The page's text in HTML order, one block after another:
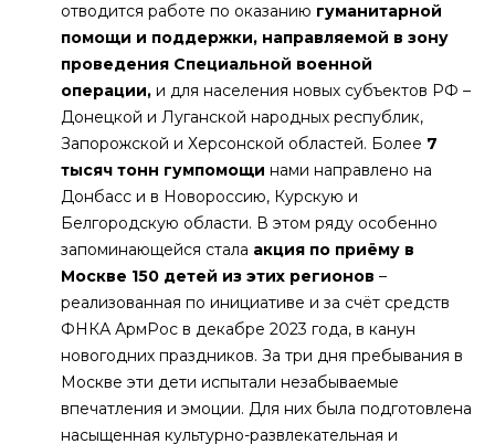
отводится работе по оказанию гуманитарной
помощи и поддержки, направляемой в зону
проведения Специальной военной
операции, и для населения новых субъектов РФ –
Донецкой и Луганской народных республик,
Запорожской и Херсонской областей. Более 7
тысяч тонн гумпомощи нами направлено на
Донбасс и в Новороссию, Курскую и
Белгородскую области. В этом ряду особенно
запоминающейся стала акция по приёму в
Москве 150 детей из этих регионов –
реализованная по инициативе и за счёт средств
ФНКА АрмРос в декабре 2023 года, в канун
новогодних праздников. За три дня пребывания в
Москве эти дети испытали незабываемые
впечатления и эмоции. Для них была подготовлена
насыщенная культурно-развлекательная и